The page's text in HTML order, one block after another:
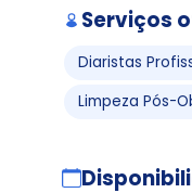
Serviços
Diaristas
Limpeza Pós-